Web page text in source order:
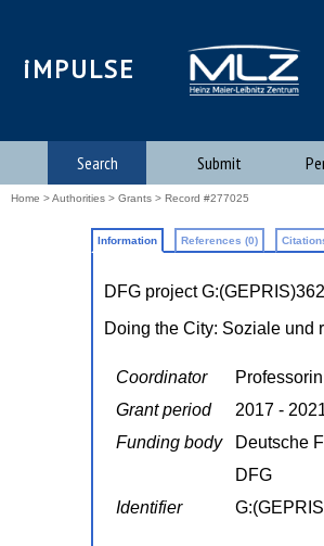
iMPULSE
Search Submit
Home >Authorities > Grants > Record #277025
Information References (0)
DFG project
Doing the City: Soziale und
Coordinator
Grant period
2017 -
Funding body
Deutsche
DFG
Identifier